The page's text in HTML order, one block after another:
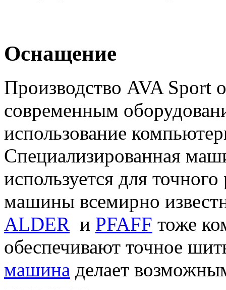
Оснащение
Производство AVA Sport
современным
использование
Специализированная
используется для
машины всемирно
ALDER и PFAFF тоже
обеспечивают точное
машина делает